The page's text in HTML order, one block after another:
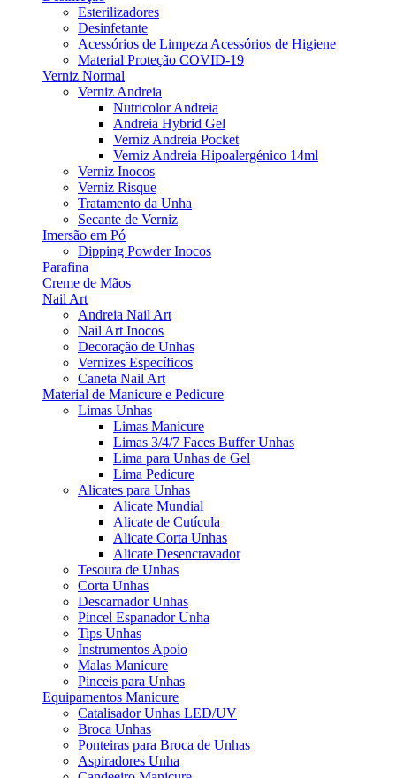
Esterilizadores
Desinfetante
Acessórios de Limpeza Acessórios de Higiene
Material Proteção COVID-19
Verniz Normal
Verniz Andreia
Nutricolor Andreia
Andreia Hybrid Gel
Verniz Andreia Pocket
Verniz Andreia Hipoalergénico 14ml
Verniz Inocos
Verniz Risque
Tratamento da Unha
Secante de Verniz
Imersão em Pó
Dipping Powder Inocos
Parafina
Creme de Mãos
Nail Art
Andreia Nail Art
Nail Art Inocos
Decoração de Unhas
Vernizes Específicos
Caneta Nail Art
Material de Manicure e Pedicure
Limas Unhas
Limas Manicure
Limas 3/4/7 Faces Buffer Unhas
Lima para Unhas de Gel
Lima Pedicure
Alicates para Unhas
Alicate Mundial
Alicate de Cutícula
Alicate Corta Unhas
Alicate Desencravador
Tesoura de Unhas
Corta Unhas
Descarnador Unhas
Pincel Espanador Unha
Tips Unhas
Instrumentos Apoio
Malas Manicure
Pinceis para Unhas
Equipamentos Manicure
Catalisador Unhas LED/UV
Broca Unhas
Ponteiras para Broca de Unhas
Aspiradores Unha